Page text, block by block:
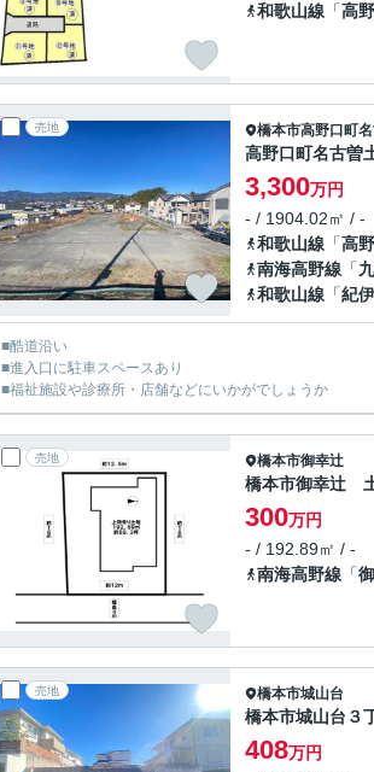
和歌山線 「高
売地 橋本市高野口町
高野口町名古曽
3,300万円
- / 1904.02㎡ / -
和歌山線 「高
南海高野線 「
和歌山線 「紀
■酷道沿い
■進入口に駐車スペースあり
■福祉施設や診療所・店舗などにいかがでしょうか
売地 橋本市御幸辻
橋本市御幸辻
300万円
- / 192.89㎡ / -
南海高野線 「
売地 橋本市城山台
橋本市城山台３
408万円